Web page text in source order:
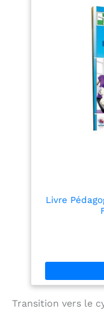
Livre
Transition vers le